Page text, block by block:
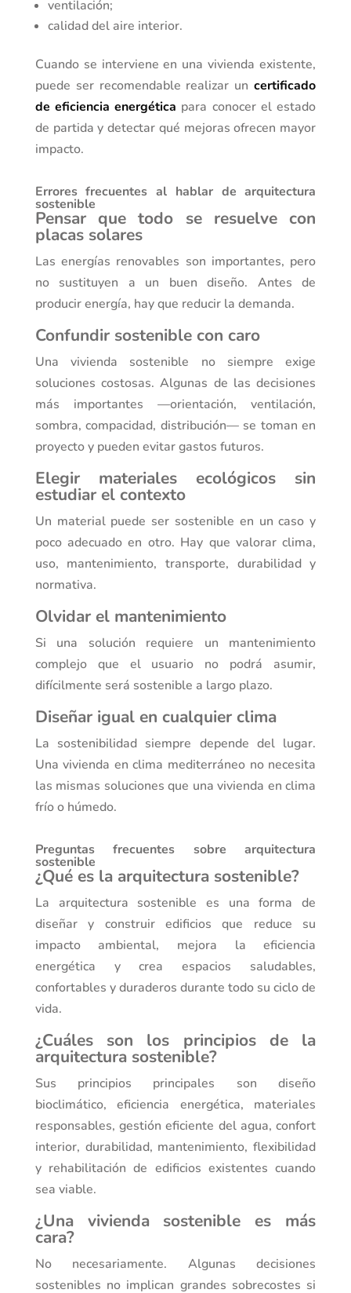
ventilación;
calidad del aire interior.
Cuando se interviene en una vivienda existente,
puede ser recomendable realizar uncertificado
de eficiencia energética para conocer el estado
de partida y detectar qué mejoras ofrecen mayor
impacto.
Errores frecuentes al hablar de arquitectura
sostenible
Pensar que todo se resuelve con
placas solares
Las energías renovables son importantes, pero
no sustituyen a un buen diseño. Antes de
producir energía, hay que reducir la demanda.
Confundir sostenible con caro
Una vivienda sostenible no siempre exige
soluciones costosas. Algunas de las decisiones
más importantes —orientación, ventilación,
sombra, compacidad, distribución— se toman en
proyecto y pueden evitar gastos futuros.
Elegir materiales ecológicos sin
estudiar el contexto
Un material puede ser sostenible en un caso y
poco adecuado en otro. Hay que valorar clima,
uso, mantenimiento, transporte, durabilidad y
normativa.
Olvidar el mantenimiento
Si una solución requiere un mantenimiento
complejo que el usuario no podrá asumir,
difícilmente será sostenible a largo plazo.
Diseñar igual en cualquier clima
La sostenibilidad siempre depende del lugar.
Una vivienda en clima mediterráneo no necesita
las mismas soluciones que una vivienda en clima
frío o húmedo.
Preguntas frecuentes sobre arquitectura
sostenible
¿Qué es la arquitectura sostenible?
La arquitectura sostenible es una forma de
diseñar y construir edificios que reduce su
impacto ambiental, mejora la eficiencia
energética y crea espacios saludables,
confortables y duraderos durante todo su ciclo de
vida.
¿Cuáles son los principios de la
arquitectura sostenible?
Sus principios principales son diseño
bioclimático, eficiencia energética, materiales
responsables, gestión eficiente del agua, confort
interior, durabilidad, mantenimiento, flexibilidad
y rehabilitación de edificios existentes cuando
sea viable.
¿Una vivienda sostenible es más
cara?
No necesariamente. Algunas decisiones
sostenibles no implican grandes sobrecostes si